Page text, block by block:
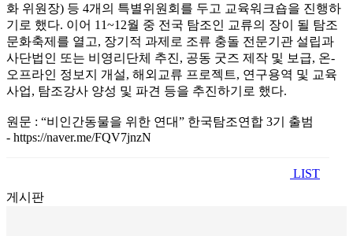
화 위원장) 등 4개의 특별위원회를 두고 교육워크숍을 진행하
기로 했다. 이어 11~12월 중 전국 탐조인 교류의 장이 될 탐조
문화축제를 열고, 장기적 과제로 조류 충돌 전문기관 설립과
사단법인 또는 비영리단체 추진, 공동 굿즈 제작 및 보급, 온-
오프라인 정보지 개설, 해외교류 프로젝트, 연구용역 및 교육
사업, 탐조강사 양성 및 파견 등을 추진하기로 했다.
원문 : “비인간동물을 위한 연대” 한국탐조연합 3기 출범
- https://naver.me/FQV7jnzN
LIST
게시판